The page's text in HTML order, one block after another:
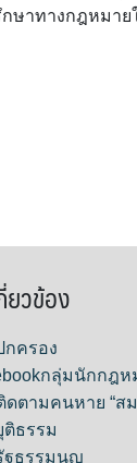
ษาทางกฎหมาย
วข้อง
กครอง
กลุ่มนักกฎห
ดตามคนหาย “ส
ติธรรม
ฐธรรมนูญ